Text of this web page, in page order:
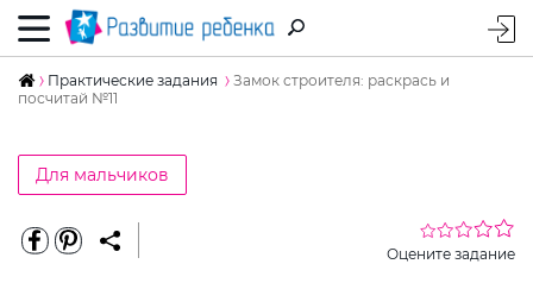
Практические задания
Замок строителя: раскрась и
посчитай №11
Для мальчиков
Оцените задание